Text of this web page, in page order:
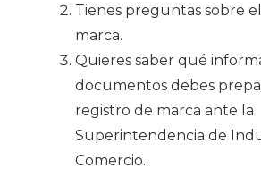
Tienes preguntas sobre
marca.
Quieres saber qué
documentos debes
registro de marca ante la
Superintendencia de
Comercio.